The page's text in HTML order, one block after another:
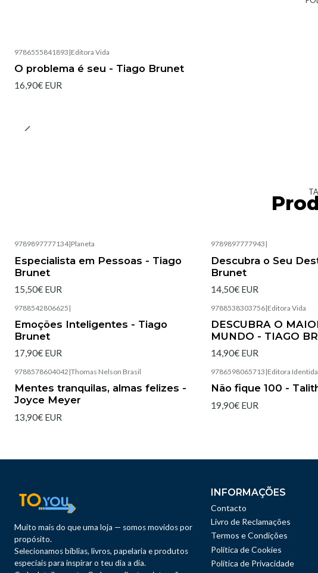
9786555841893 |Editora Vida
O problema é seu - Tiago Brunet
16,90€ EUR
9789897777134|Planeta
Especialista em Pessoas - Tiago
Brunet
15,50€ EUR
9789897777943 |
Descubra o Seu
Brunet
14,50€ EUR
9788542806625 |
Emoções Inteligentes - Tiago
Brunet
17,90€ EUR
9788538303756|Editora Vida
DESCUBRA O
MUNDO - TIAGO
14,90€ EUR
9788578604042 |Thomas Nelson Brasil
Mentes tranquilas, almas felizes -
Joyce Meyer
13,90€ EUR
9786598065713 |Editora
Não fique 100 -
19,90€ EUR
Muito mais do que uma loja — somos movidos por
propósito.
Selecionamos bíblias, livros, papelaria e produtos
especiais para inspirar o teu dia a dia.
INFORMAÇÕES
Contacto
Livro de Reclamações
Termos e Condições
Política de Cookies
Política de Privacidade